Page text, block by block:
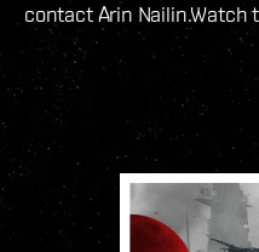
contact Arin Nailin.Watch